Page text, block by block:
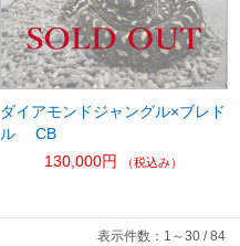
ダイアモンドジャングル×ブレド
ル CB
130,000円
（税込み）
表示件数：1～30 / 84